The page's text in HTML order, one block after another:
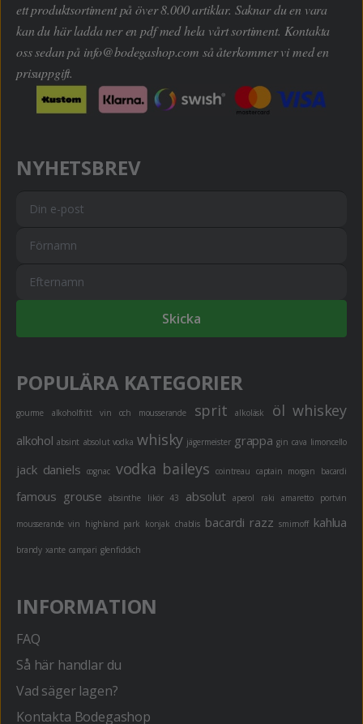
ett produktsortiment på över 8.000 artiklar. Saknar du en vara
kan du här ladda ner en pdf med hela vårt sortiment. Kontakta
oss sedan på info@bodegashop.com så återkommer vi med en
prisuppgift.
NYHETSBREV
Skicka
POPULÄRA KATEGORIER
gourme alkoholfritt vin och mousserande sprit alkoläsk öl whiskey
alkohol absint absolut vodka whisky jägermeister grappa gin cava limoncello
jack daniels cognac vodka baileys cointreau captain morgan bacardi
famous grouse absinthe likör 43 absolut aperol raki amaretto portvin
mousserande vin highland park konjak chablis bacardi razz smirnoff kahlua
brandy xante campari glenfiddich
INFORMATION
FAQ
Så här handlar du
Vad säger lagen?
Kontakta Bodegashop